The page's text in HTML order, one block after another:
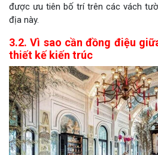
được ưu tiên bố trí trên các vách
địa này.
3.2. Vì sao cần đồng điệu
thiết kế kiến trúc